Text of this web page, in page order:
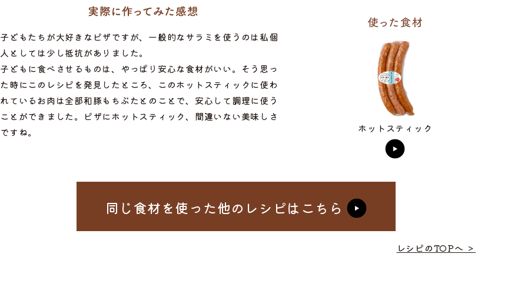
子どもたちが大好きなピザですが、一般的なサラミを使うのは私個
人としては少し抵抗がありました。
子どもに食べさせるものは、やっぱり安心な食材がいい。そう思っ
た時にこのレシピを発見したところ、このホットスティックに使わ
れているお肉は全部和豚もちぶたとのことで、安心して調理に使う
ことができました。ピザにホットスティック、間違いない美味しさ
ですね。
ホットスティック
同じ食材を使った他のレシピはこちら
レシピのTOPへ ＞